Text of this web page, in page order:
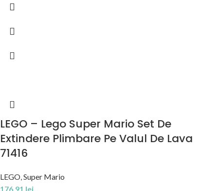
LEGO – Lego Super Mario Set De
Extindere Plimbare Pe Valul De Lava
71416
LEGO,Super Mario
176,91 lei